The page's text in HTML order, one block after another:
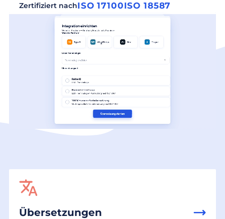
Zertifiziert nachISO 17100ISO 18587
Übersetzungen